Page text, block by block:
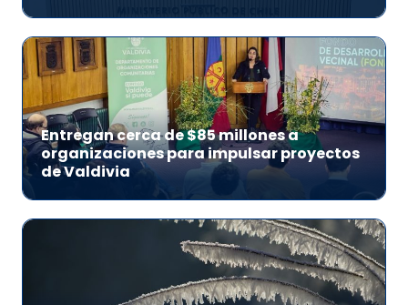
Entregan cerca de $85 millones a
organizaciones para impulsar proyectos
de Valdivia